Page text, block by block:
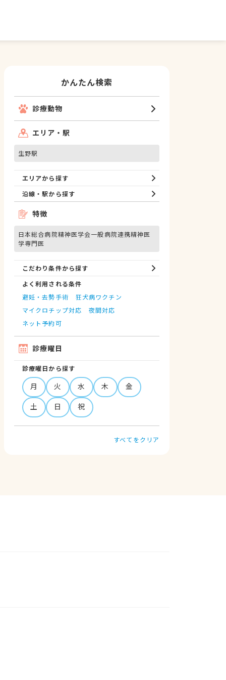
かんたん検索
診療動物
エリア・駅
生野駅
エリアから探す
沿線・駅から探す
特徴
日本総合病院精神医学会一般病院連携精神医
学専門医
こだわり条件から探す
よく利用される条件
避妊・去勢手術
狂犬病ワクチン
マイクロチップ対応
夜間対応
ネット予約可
診療曜日
診療曜日から探す
月 火 水 木
金
土
日 祝
すべてをクリア